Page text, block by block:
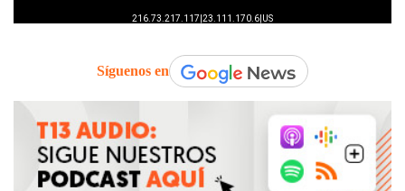
Síguenos en